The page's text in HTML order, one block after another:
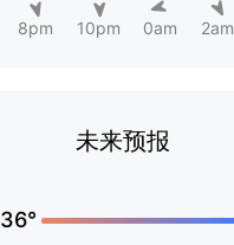
8pm 10pm 0am 2am
未来预报
36°